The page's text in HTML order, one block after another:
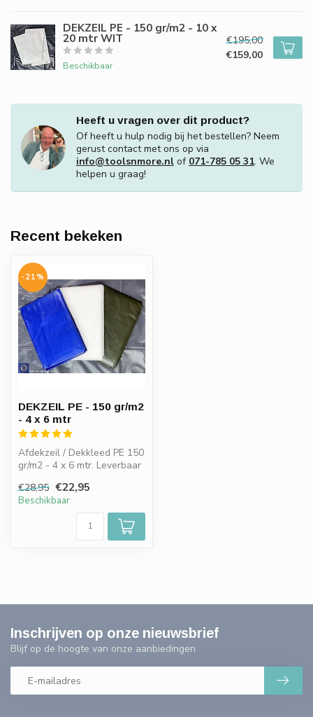
DEKZEIL PE - 150 gr/m2 - 10 x
20 mtr WIT
Beschikbaar
€195,00
€159,00
Heeft u vragen over dit product?
Of heeft u hulp nodig bij het bestellen? Neem
gerust contact met ons op via
info@toolsnmore.nl of 071-785 05 31. We
helpen u graag!
Recent bekeken
-21%
DEKZEIL PE - 150 gr/m2
- 4 x 6 mtr
Afdekzeil / Dekkleed PE 150
gr/m2 - 4 x 6 mtr. Leverbaar
€28,95 €22,95
Beschikbaar
Inschrijven op onze nieuwsbrief
Blijf op de hoogte van onze aanbiedingen